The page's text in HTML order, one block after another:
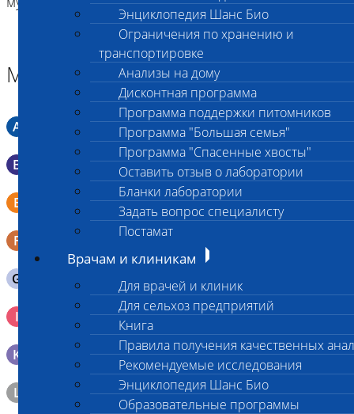
Энциклопедия Шанс Био
Ограничения по хранению и
транспортировке
Анализы на дому
Дисконтная программа
Программа поддержки питомников
Программа "Большая семья"
Программа "Спасенные хвосты"
Оставить отзыв о лаборатории
Бланки лаборатории
Задать вопрос специалисту
Постамат
Врачам и клиникам
Для врачей и клиник
Для сельхоз предприятий
Книга
Правила получения качественных
Рекомендуемые исследования
Энциклопедия Шанс Био
Образовательные программы
Материал
A Мазок в пробирку со средой Кери-Блера
B Мазок в пробирку со средой Эймса (Стюарта)
E
Смывы со слизистых в пробирку Эппендорфа (с
физраствором 0.5 мл)
F Кал в контейнере с ложечкой
G Содержимое желудка 10-30 мл
I
Кровь 2-3 мл. на фильтр-бумаге, высушенная для
генетических исследований
K Образец тканей в контейнере с 10% раствором формалина
L Материал берется только в лаборатории!